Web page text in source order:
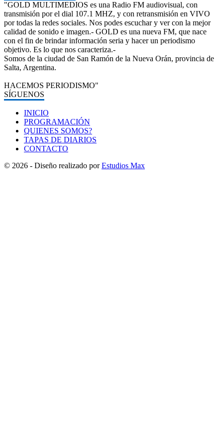
"GOLD MULTIMEDIOS es una Radio FM audiovisual, con
transmisión por el dial 107.1 MHZ, y con retransmisión en VIVO
por todas la redes sociales. Nos podes escuchar y ver con la mejor
calidad de sonido e imagen.- GOLD es una nueva FM, que nace
con el fin de brindar información seria y hacer un periodismo
objetivo. Es lo que nos caracteriza.-
Somos de la ciudad de San Ramón de la Nueva Orán, provincia de
Salta, Argentina.
HACEMOS PERIODISMO"
SÍGUENOS
INICIO
PROGRAMACIÓN
QUIENES SOMOS?
TAPAS DE DIARIOS
CONTACTO
© 2026 - Diseño realizado porEstudios Max